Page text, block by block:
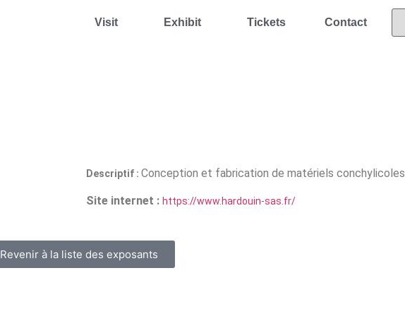
Visit Exhibit Tickets Contact
Descriptif : Conception et fabrication de matériels conchylicoles
Site internet : https://www.hardouin-sas.fr/
Revenir à la liste des exposants